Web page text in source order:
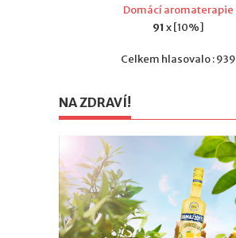
Domácí aromaterapie
91 x [10%]
Celkem hlasovalo : 939
NA ZDRAVÍ!